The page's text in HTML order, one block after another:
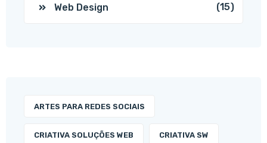
Web Design (15)
ARTES PARA REDES SOCIAIS
CRIATIVA SOLUÇÕES WEB CRIATIVA SW